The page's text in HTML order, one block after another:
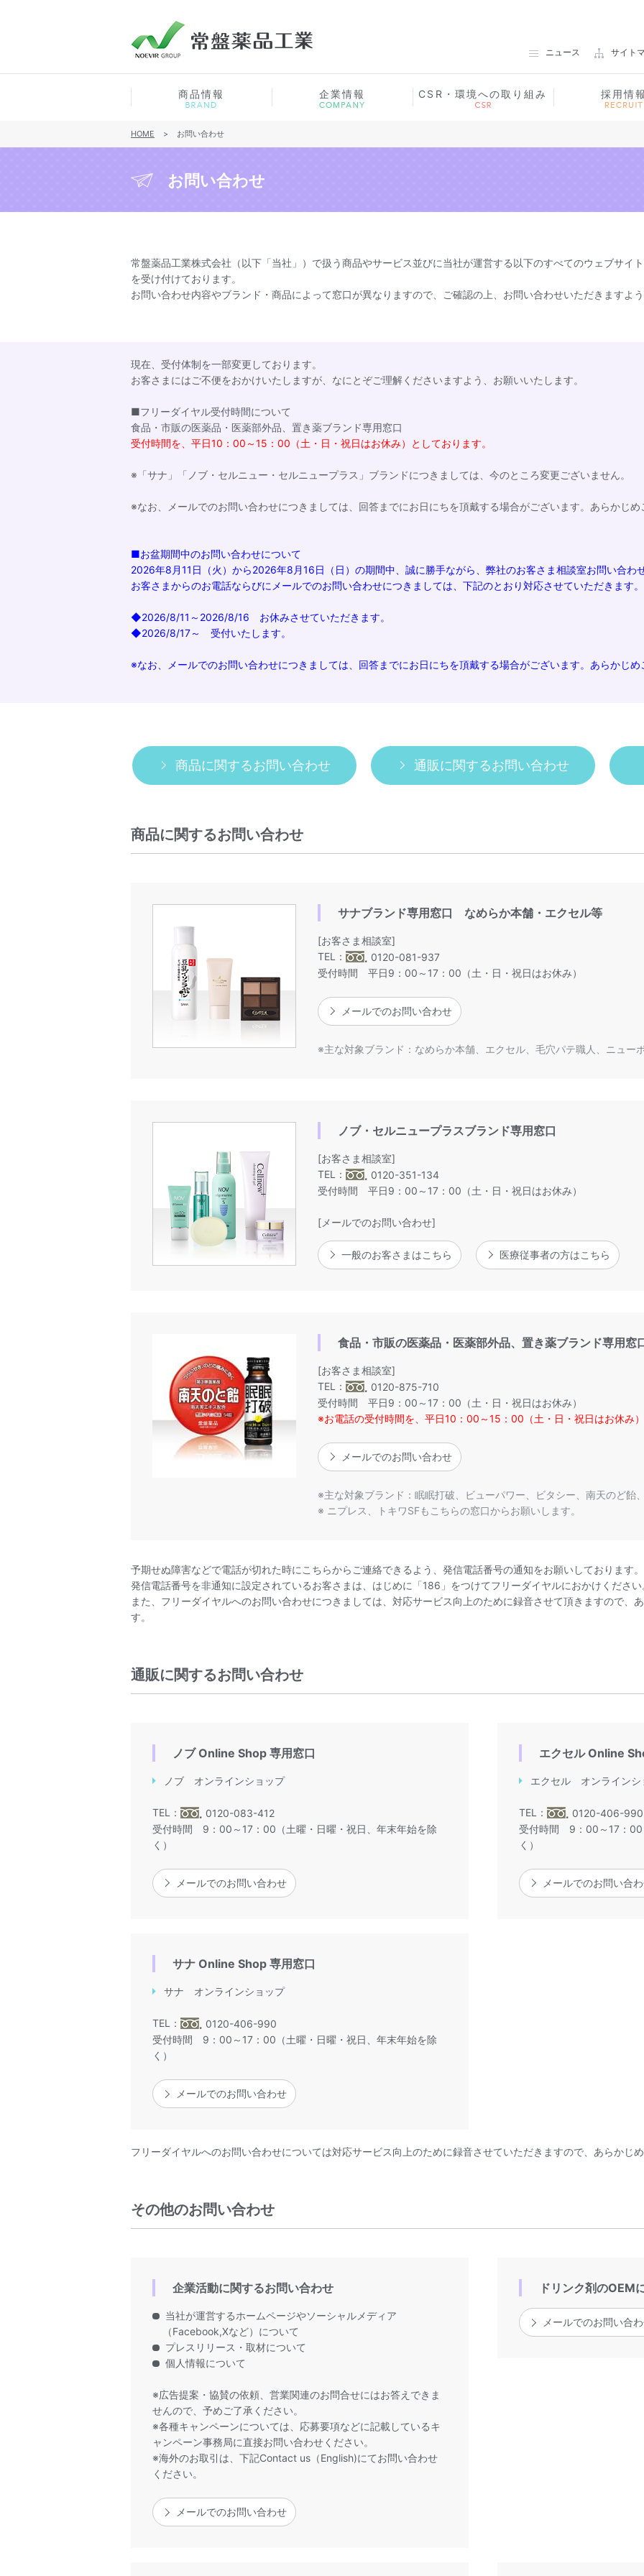
商品情報 企業情報 CSR・環境への取り組み 採用情報
ニュース サイト
HOME > お問い合わせ
お問い合わせ
常盤薬品工業株式会社（以下「当社」）で扱う商品やサービス並びに当社が運営する以下のすべてのウェブサイ
を受け付けております。
お問い合わせ内容やブランド・商品によって窓口が異なりますので、ご確認の上、お問い合わせいただきますよう
現在、受付体制を一部変更しております。
お客さまにはご不便をおかけいたしますが、なにとぞご理解くださいますよう、お願いいたします。
■フリーダイヤル受付時間について
食品・市販の医薬品・医薬部外品、置き薬ブランド専用窓口
受付時間を、平日10：00～15：00（土・日・祝日はお休み）としております。
※「サナ」「ノブ・セルニュー・セルニュープラス」ブランドにつきましては、今のところ変更ございません。
※なお、メールでのお問い合わせにつきましては、回答までにお日にちを頂戴する場合がございます。あらかじめ
■お盆期間中のお問い合わせについて
2026年8月11日（火）から2026年8月16日（日）の期間中、誠に勝手ながら、弊社のお客さま相談室お問い合わ
お客さまからのお電話ならびにメールでのお問い合わせにつきましては、下記のとおり対応させていただきます。
◆2026/8/11～2026/8/16 お休みさせていただきます。
◆2026/8/17～ 受付いたします。
※なお、メールでのお問い合わせにつきましては、回答までにお日にちを頂戴する場合がございます。あらかじめ
商品に関するお問い合わせ 通販に関するお問い合わせ
商品に関するお問い合わせ
サナブランド専用窓口 なめらか本舗・エクセル等
[お客さま相談室]
TEL：
0120-081-937
受付時間 平日9：00～17：00（土・日・祝日はお休み）
メールでのお問い合わせ
主な対象ブランド：なめらか本舗、エクセル、毛穴パテ職人、ニュー
ノブ・セルニュープラスブランド専用窓口
[お客さま相談室]
TEL：
0120-351-134
受付時間 平日9：00～17：00（土・日・祝日はお休み）
[メールでのお問い合わせ]
一般のお客さまはこちら 医療従事者の方はこちら
食品・市販の医薬品・医薬部外品、置き薬ブランド専用窓
[お客さま相談室]
TEL：
0120-875-710
受付時間 平日9：00～17：00（土・日・祝日はお休み）
※お電話の受付時間を、平日10：00～15：00（土・日・祝日はお休み）
メールでのお問い合わせ
主な対象ブランド：眠眠打破、ビューパワー、ビタシー、南天のど飴
ニプレス、トキワSFもこちらの窓口からお願いします。
予期せぬ障害などで電話が切れた時にこちらからご連絡できるよう、発信電話番号の通知をお願いしております。
発信電話番号を非通知に設定されているお客さまは、はじめに「186」をつけてフリーダイヤルにおかけください
また、フリーダイヤルへのお問い合わせにつきましては、対応サービス向上のために録音させて頂きますので、
す。
通販に関するお問い合わせ
ノブ Online Shop 専用窓口
ノブ オンラインショップ
TEL：
0120-083-412
受付時間 9：00～17：00（土曜・日曜・祝日、年末年始を除
く）
メールでのお問い合わせ
エクセル Online
エクセル オンラインシ
TEL：
0120-406-990
受付時間 9：00～17：00
く）
メールでのお問い合
サナ Online Shop 専用窓口
サナ オンラインショップ
TEL：
0120-406-990
受付時間 9：00～17：00（土曜・日曜・祝日、年末年始を除
く）
メールでのお問い合わせ
フリーダイヤルへのお問い合わせについては対応サービス向上のために録音させていただきますので、あらかじ
その他のお問い合わせ
企業活動に関するお問い合わせ
当社が運営するホームページやソーシャルメディア
（Facebook,Xなど）について
プレスリリース・取材について
個人情報について
※広告提案・協賛の依頼、営業関連のお問合せにはお答えできま
せんので、予めご了承ください。
※各種キャンペーンについては、応募要項などに記載しているキ
ャンペーン事務局に直接お問い合わせください。
※海外のお取引は、下記Contact us（English)にてお問い合わせ
ください。
メールでのお問い合わせ
ドリンク剤のOEM
メールでのお問い合